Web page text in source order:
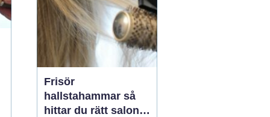
Frisör
hallstahammar så
hittar du rätt salong